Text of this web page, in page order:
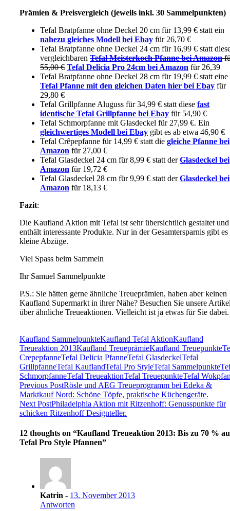
Prämien & Preisvergleich (jeweils inkl. 30 Sammelpunkten)
Tefal Bratpfanne ohne Deckel 20 cm für 13,99 € statt ein
nahezu gleiches Modell bei Ebay für 26,70 €
Tefal Bratpfanne ohne Deckel 24 cm für 16,99 € statt
vergleichbaren Tefal Meisterkoch Pfanne bei Amazon
55,00 € Tefal Delicia Pro 24cm bei Amazon für 26,39
Tefal Bratpfanne ohne Deckel 28 cm für 19,99 € statt eine
Tefal Pfanne mit den gleichen Daten hier bei Ebay für
29,80 €
Tefal Grillpfanne Aluguss für 34,99 € statt diese fast
identische Tefal Grillpfanne bei Ebay für 54,90 €
Tefal Schmorpfanne mit Glasdeckel für 27,99 €. Ein
gleichwertiges Modell bei Ebay gibt es ab etwa 46,90 €
Tefal Crêpepfanne für 14,99 € statt die gleiche Pfanne bei
Amazon für 27,00 €
Tefal Glasdeckel 24 cm für 8,99 € statt derGlasdeckel bei
Amazon für 19,72 €
Tefal Glasdeckel 28 cm für 9,99 € statt derGlasdeckel bei
Amazon für 18,13 €
Fazit:
Die Kaufland Aktion mit Tefal ist sehr übersichtlich gestaltet und
enthält interessante Produkte. Nur in der Gesamtersparnis gibt es
kleine Abzüge.
Viel Spass beim Sammeln
Ihr Samuel Sammelpunkte
P.S.: Sie hätten gerne ähnliche Treueprämien, haben aber keinen
Kaufland Supermarkt in ihrer Nähe? Besuchen Sie unsere
über ähnliche Treueaktionen. Vielleicht ist ja etwas für Sie dabei.
Kaufland SammelpunkteKaufland Tefal AktionKaufland
Treueaktion 2013Kaufland TreueprämieKaufland Treuepunkte
CrepepfanneTefal Delicia PfanneTefal GlasdeckelTefal
GrillpfanneTefal KauflandTefal Pro StyleTefal Sammelpunkte
SchmorpfanneTefal TreueaktionTefal TreuepunkteTefal
Previous PostRösle und AEG Treueprogramm bei Edeka &
Marktkauf Nord: Schöne Töpfe, praktische Küchengeräte.
Next PostPhiladelphia Aktion mit Ritzenhoff: Genusspunkte für
schicken Ritzenhoff Designteller.
12 thoughts on “Kaufland Treueaktion 2013: Bis zu 70 %
Tefal Pro Style Pfannen”
Katrin - 13. November 2013
Antworten